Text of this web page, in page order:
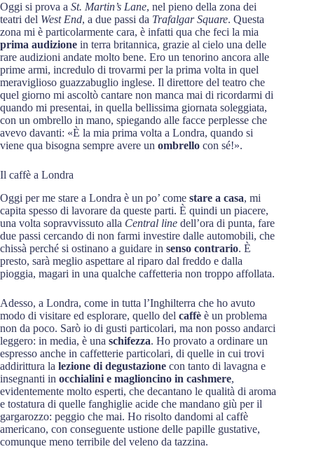
Oggi si prova a St. Martin’s Lane, nel pieno della zona dei
teatri del West End, a due passi da Trafalgar Square. Questa
zona mi è particolarmente cara, è infatti qua che feci la mia
prima audizione in terra britannica, grazie al cielo una delle
rare audizioni andate molto bene. Ero un tenorino ancora alle
prime armi, incredulo di trovarmi per la prima volta in quel
meraviglioso guazzabuglio inglese. Il direttore del teatro che
quel giorno mi ascoltò cantare non manca mai di ricordarmi di
quando mi presentai, in quella bellissima giornata soleggiata,
con un ombrello in mano, spiegando alle facce perplesse che
avevo davanti: «È la mia prima volta a Londra, quando si
viene qua bisogna sempre avere un ombrello con sé!».
Il caffè a Londra
Oggi per me stare a Londra è un po’ come stare a casa, mi
capita spesso di lavorare da queste parti. È quindi un piacere,
una volta sopravvissuto alla Central line dell’ora di punta, fare
due passi cercando di non farmi investire dalle automobili, che
chissà perché si ostinano a guidare in senso contrario. È
presto, sarà meglio aspettare al riparo dal freddo e dalla
pioggia, magari in una qualche caffetteria non troppo affollata.
Adesso, a Londra, come in tutta l’Inghilterra che ho avuto
modo di visitare ed esplorare, quello del caffè è un problema
non da poco. Sarò io di gusti particolari, ma non posso andarci
leggero: in media, è una schifezza. Ho provato a ordinare un
espresso anche in caffetterie particolari, di quelle in cui trovi
addirittura la lezione di degustazione con tanto di lavagna e
insegnanti in occhialini e maglioncino in cashmere,
evidentemente molto esperti, che decantano le qualità di aroma
e tostatura di quelle fanghiglie acide che mandano giù per il
gargarozzo: peggio che mai. Ho risolto dandomi al caffè
americano, con conseguente ustione delle papille gustative,
comunque meno terribile del veleno da tazzina.